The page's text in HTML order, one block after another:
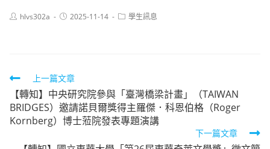
Posthlvs302a
Post2025-11-14
Post學生訊息
Read
more
articles
上一篇文章
【轉知】中央研究院參與「臺灣橋梁計畫」（TAIWAN
BRIDGES）邀請諾貝爾獎得主羅傑．科恩伯格（Roger
Kornberg）博士蒞院發表專題演講
下一篇文章